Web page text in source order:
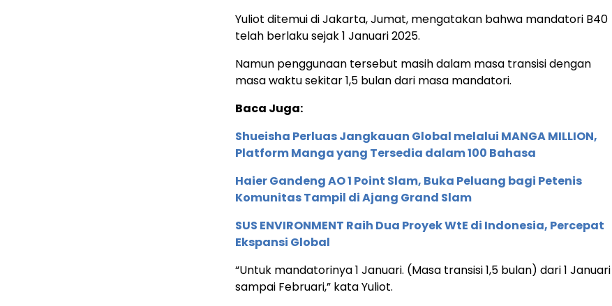
Yuliot ditemui di Jakarta, Jumat, mengatakan bahwa mandatori B40
telah berlaku sejak 1 Januari 2025.
Namun penggunaan tersebut masih dalam masa transisi dengan
masa waktu sekitar 1,5 bulan dari masa mandatori.
Baca Juga:
Shueisha Perluas Jangkauan Global melalui MANGA MILLION,
Platform Manga yang Tersedia dalam 100 Bahasa
Haier Gandeng AO 1 Point Slam, Buka Peluang bagi Petenis
Komunitas Tampil di Ajang Grand Slam
SUS ENVIRONMENT Raih Dua Proyek WtE di Indonesia, Percepat
Ekspansi Global
“Untuk mandatorinya 1 Januari. (Masa transisi 1,5 bulan) dari 1 Januari
sampai Februari,” kata Yuliot.